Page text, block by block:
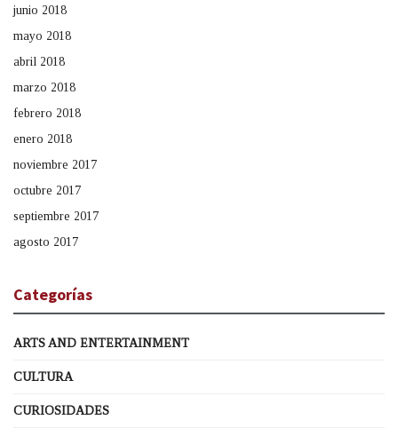
junio 2018
mayo 2018
abril 2018
marzo 2018
febrero 2018
enero 2018
noviembre 2017
octubre 2017
septiembre 2017
agosto 2017
Categorías
ARTS AND ENTERTAINMENT
CULTURA
CURIOSIDADES